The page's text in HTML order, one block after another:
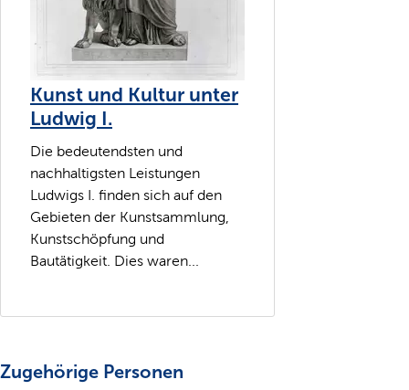
Kunst und Kultur unter
Ludwig I.
Die bedeutendsten und
nachhaltigsten Leistungen
Ludwigs I. finden sich auf den
Gebieten der Kunstsammlung,
Kunstschöpfung und
Bautätigkeit. Dies waren...
Zugehörige Personen